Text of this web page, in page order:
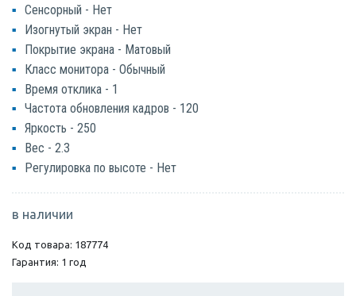
Сенсорный - Нет
Изогнутый экран - Нет
Покрытие экрана - Матовый
Класс монитора - Обычный
Время отклика - 1
Частота обновления кадров - 120
Яркость - 250
Вес - 2.3
Регулировка по высоте - Нет
в наличии
Код товара: 187774
Гарантия: 1 год